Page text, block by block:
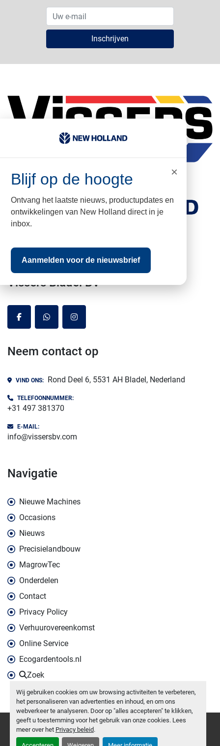
Wij gebruiken cookies om uw browsing activiteiten te verbeteren,
het personaliseren van advertenties en inhoud, en om ons
webverkeer te analyseren. Door op "alles accepteren" te klikken,
geeft u toestemming voor het gebruik van onze cookies. Lees
meer over het Privacy beleid.
Inschrijven
BTW nr: NL009502579B01
Vissers Bladel BV
facebookwhatsappinstagram
Neem contact op
VIND ONS: Rond Deel 6, 5531 AH Bladel, Nederland
TELEFOONNUMMER:
+31 497 381370
E-MAIL:
info@vissersbv.com
navigatie
Nieuwe Machines
Occasions
Nieuws
Precisielandbouw
MagrowTec
Onderdelen
Contact
Privacy Policy
Verhuurovereenkomst
Online Service
Ecogardentools.nl
Zoek
Cookies beheren
Machinio Systemwebsite doorMachinio
×
Blijf op de hoogte
Ontvang het laatste nieuws, productupdates en
ontwikkelingen van New Holland direct in je
inbox.
Aanmelden voor de nieuwsbrief